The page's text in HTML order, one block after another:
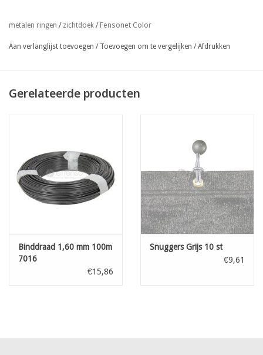
100% zichtremmend, 300gr/m²
met metalen ogen om de 50 cm
, bovenaan en onderaan
OPGELET! Online kan U enkel de totale lengte in 1 stuk bestellen
- wenst U verschillende kleinere afgesneden stukken -
neem dan contact met ons op voor een aangepaste offerte
metalen ringen / zichtdoek / Fensonet Color
Aan verlanglijst toevoegen / Toevoegen om te vergelijken /Afdrukken
Gerelateerde producten
Binddraad 1,60 mm 100m
7016
€15,86
Snuggers Grijs 10 st
€9,61